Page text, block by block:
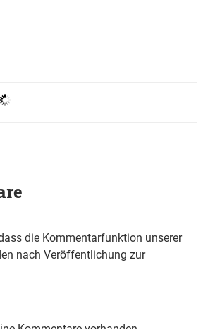
die Kommentarfunktion unserer
nach Veröffentlichung zur